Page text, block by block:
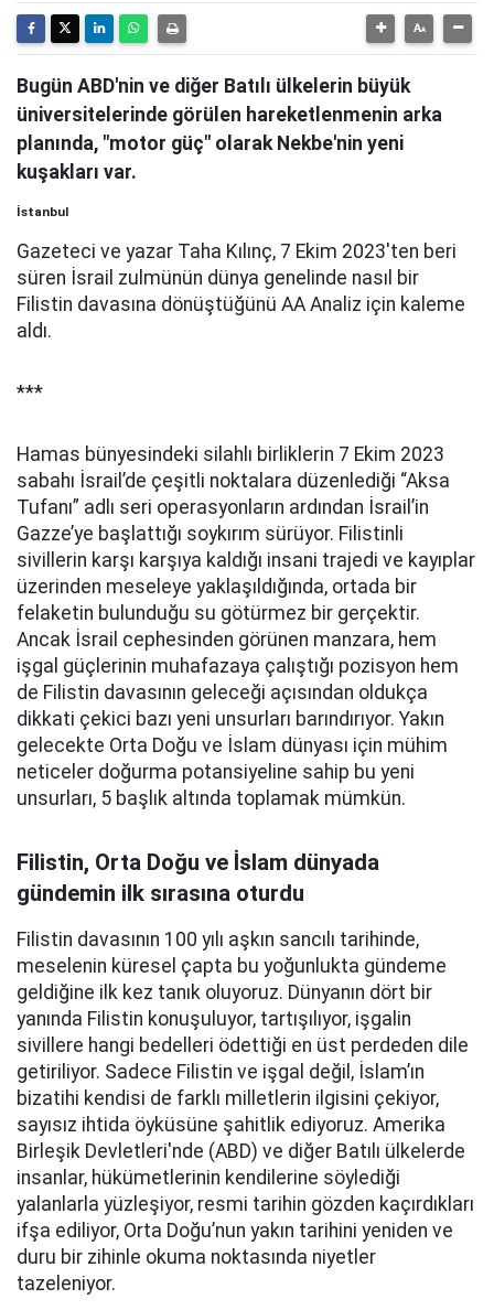
Bugün ABD'nin ve diğer Batılı ülkelerin büyük
üniversitelerinde görülen hareketlenmenin arka
planında, "motor güç" olarak Nekbe'nin yeni
kuşakları var.
İstanbul
Gazeteci ve yazar Taha Kılınç, 7 Ekim 2023'ten beri
süren İsrail zulmünün dünya genelinde nasıl bir
Filistin davasına dönüştüğünü AA Analiz için kaleme
aldı.
***
Hamas bünyesindeki silahlı birliklerin 7 Ekim 2023
sabahı İsrail’de çeşitli noktalara düzenlediği “Aksa
Tufanı” adlı seri operasyonların ardından İsrail’in
Gazze’ye başlattığı soykırım sürüyor. Filistinli
sivillerin karşı karşıya kaldığı insani trajedi ve kayıplar
üzerinden meseleye yaklaşıldığında, ortada bir
felaketin bulunduğu su götürmez bir gerçektir.
Ancak İsrail cephesinden görünen manzara, hem
işgal güçlerinin muhafazaya çalıştığı pozisyon hem
de Filistin davasının geleceği açısından oldukça
dikkati çekici bazı yeni unsurları barındırıyor. Yakın
gelecekte Orta Doğu ve İslam dünyası için mühim
neticeler doğurma potansiyeline sahip bu yeni
unsurları, 5 başlık altında toplamak mümkün.
Filistin, Orta Doğu ve İslam dünyada
gündemin ilk sırasına oturdu
Filistin davasının 100 yılı aşkın sancılı tarihinde,
meselenin küresel çapta bu yoğunlukta gündeme
geldiğine ilk kez tanık oluyoruz. Dünyanın dört bir
yanında Filistin konuşuluyor, tartışılıyor, işgalin
sivillere hangi bedelleri ödettiği en üst perdeden dile
getiriliyor. Sadece Filistin ve işgal değil, İslam’ın
bizatihi kendisi de farklı milletlerin ilgisini çekiyor,
sayısız ihtida öyküsüne şahitlik ediyoruz. Amerika
Birleşik Devletleri'nde (ABD) ve diğer Batılı ülkelerde
insanlar, hükümetlerinin kendilerine söylediği
yalanlarla yüzleşiyor, resmi tarihin gözden kaçırdıkları
ifşa ediliyor, Orta Doğu’nun yakın tarihini yeniden ve
duru bir zihinle okuma noktasında niyetler
tazeleniyor.